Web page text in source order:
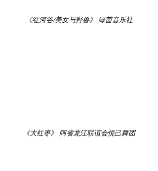
《红河谷/美女与野兽》 绿茵音乐社
《大红枣》 阿省龙江联谊会悦己舞团